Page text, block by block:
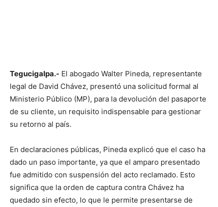
Tegucigalpa.- El abogado Walter Pineda, representante
legal de David Chávez, presentó una solicitud formal al
Ministerio Público (MP), para la devolución del pasaporte
de su cliente, un requisito indispensable para gestionar
su retorno al país.
En declaraciones públicas, Pineda explicó que el caso ha
dado un paso importante, ya que el amparo presentado
fue admitido con suspensión del acto reclamado. Esto
significa que la orden de captura contra Chávez ha
quedado sin efecto, lo que le permite presentarse de